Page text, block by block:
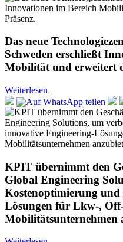
Das neue
Schweden erschließt
Mobilität und erweitert
Weiterlesen
KPIT übernimmt den
Global Engineering
Kostenoptimierung
Lösungen für Lkw-,
Mobilitätsunternehmen